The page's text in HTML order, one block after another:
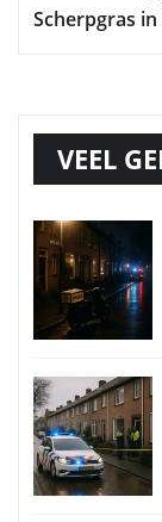
Scherpgras
VEEL